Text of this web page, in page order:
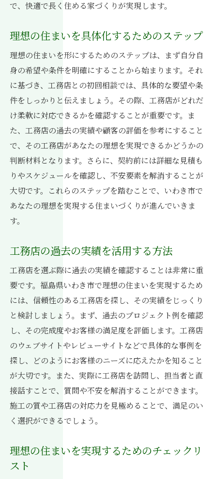
で、快適で長く住める家づくりが実現します。
理想の住まいを具体化するためのステップ
理想の住まいを形にするためのステップは、まず自分自
身の希望や条件を明確にすることから始まります。それ
に基づき、工務店との初回相談では、具体的な要望や条
件をしっかりと伝えましょう。その際、工務店がどれだ
け柔軟に対応できるかを確認することが重要です。ま
た、工務店の過去の実績や顧客の評価を参考にすること
で、その工務店があなたの理想を実現できるかどうかの
判断材料となります。さらに、契約前には詳細な見積も
りやスケジュールを確認し、不安要素を解消することが
大切です。これらのステップを踏むことで、いわき市で
あなたの理想を実現する住まいづくりが進んでいきま
す。
工務店の過去の実績を活用する方法
工務店を選ぶ際に過去の実績を確認することは非常に重
要です。福島県いわき市で理想の住まいを実現するため
には、信頼性のある工務店を探し、その実績をじっくり
と検討しましょう。まず、過去のプロジェクト例を確認
し、その完成度やお客様の満足度を評価します。工務店
のウェブサイトやレビューサイトなどで具体的な事例を
探し、どのようにお客様のニーズに応えたかを知ること
が大切です。また、実際に工務店を訪問し、担当者と直
接話すことで、質問や不安を解消することができます。
施工の質や工務店の対応力を見極めることで、満足のい
く選択ができるでしょう。
理想の住まいを実現するためのチェックリ
スト